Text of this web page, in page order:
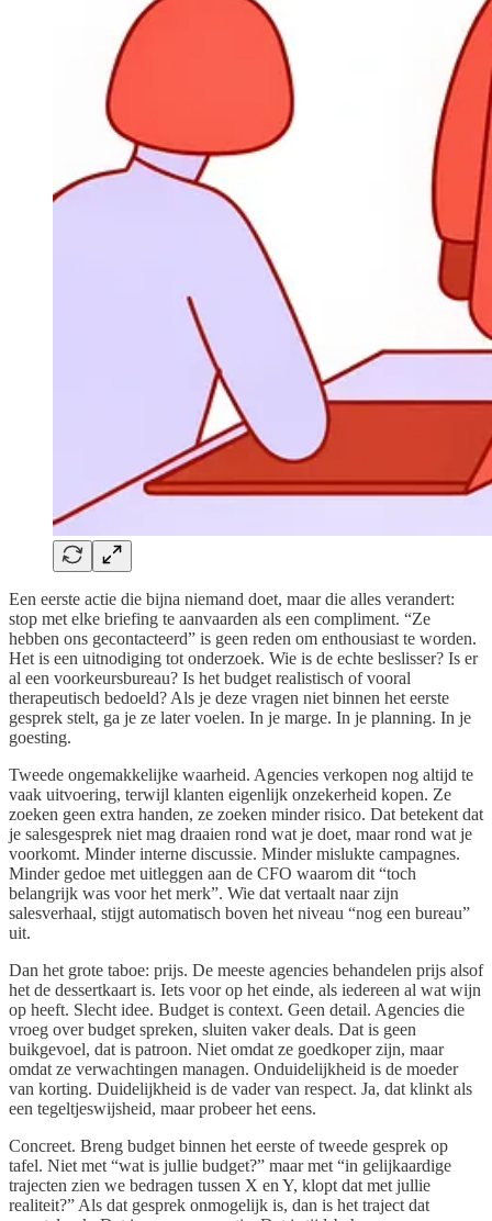
Een eerste actie die bijna niemand doet, maar die alles verandert:
stop met elke briefing te aanvaarden als een compliment. “Ze
hebben ons gecontacteerd” is geen reden om enthousiast te worden.
Het is een uitnodiging tot onderzoek. Wie is de echte beslisser? Is er
al een voorkeursbureau? Is het budget realistisch of vooral
therapeutisch bedoeld? Als je deze vragen niet binnen het eerste
gesprek stelt, ga je ze later voelen. In je marge. In je planning. In je
goesting.
Tweede ongemakkelijke waarheid. Agencies verkopen nog altijd te
vaak uitvoering, terwijl klanten eigenlijk onzekerheid kopen. Ze
zoeken geen extra handen, ze zoeken minder risico. Dat betekent dat
je salesgesprek niet mag draaien rond wat je doet, maar rond wat je
voorkomt. Minder interne discussie. Minder mislukte campagnes.
Minder gedoe met uitleggen aan de CFO waarom dit “toch
belangrijk was voor het merk”. Wie dat vertaalt naar zijn
salesverhaal, stijgt automatisch boven het niveau “nog een bureau”
uit.
Dan het grote taboe: prijs. De meeste agencies behandelen prijs alsof
het de dessertkaart is. Iets voor op het einde, als iedereen al wat wijn
op heeft. Slecht idee. Budget is context. Geen detail. Agencies die
vroeg over budget spreken, sluiten vaker deals. Dat is geen
buikgevoel, dat is patroon. Niet omdat ze goedkoper zijn, maar
omdat ze verwachtingen managen. Onduidelijkheid is de moeder
van korting. Duidelijkheid is de vader van respect. Ja, dat klinkt als
een tegeltjeswijsheid, maar probeer het eens.
Concreet. Breng budget binnen het eerste of tweede gesprek op
tafel. Niet met “wat is jullie budget?” maar met “in gelijkaardige
trajecten zien we bedragen tussen X en Y, klopt dat met jullie
realiteit?” Als dat gesprek onmogelijk is, dan is het traject dat